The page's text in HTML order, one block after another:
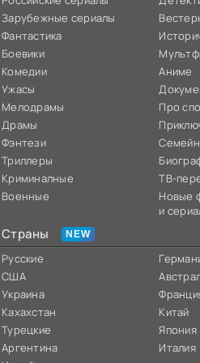
Зарубежные сериалы
Фантастика
Боевики
Комедии
Ужасы
Мелодрамы
Драмы
Фэнтези
Триллеры
Криминалные
Военные
Аниме
Про
ТВ-
Новые
и
Страны
Русские
США
Украина
Кахахстан
Турецкие
Аргентина
Китай
Япония
Италия